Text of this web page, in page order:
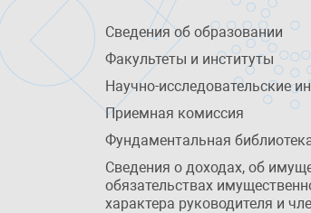
Сведения об образовании
Факультеты и институты
Научно-исследовательские
Приемная комиссия
Фундаментальная
Сведения о доходах, об
обязательствах
характера руководителя и